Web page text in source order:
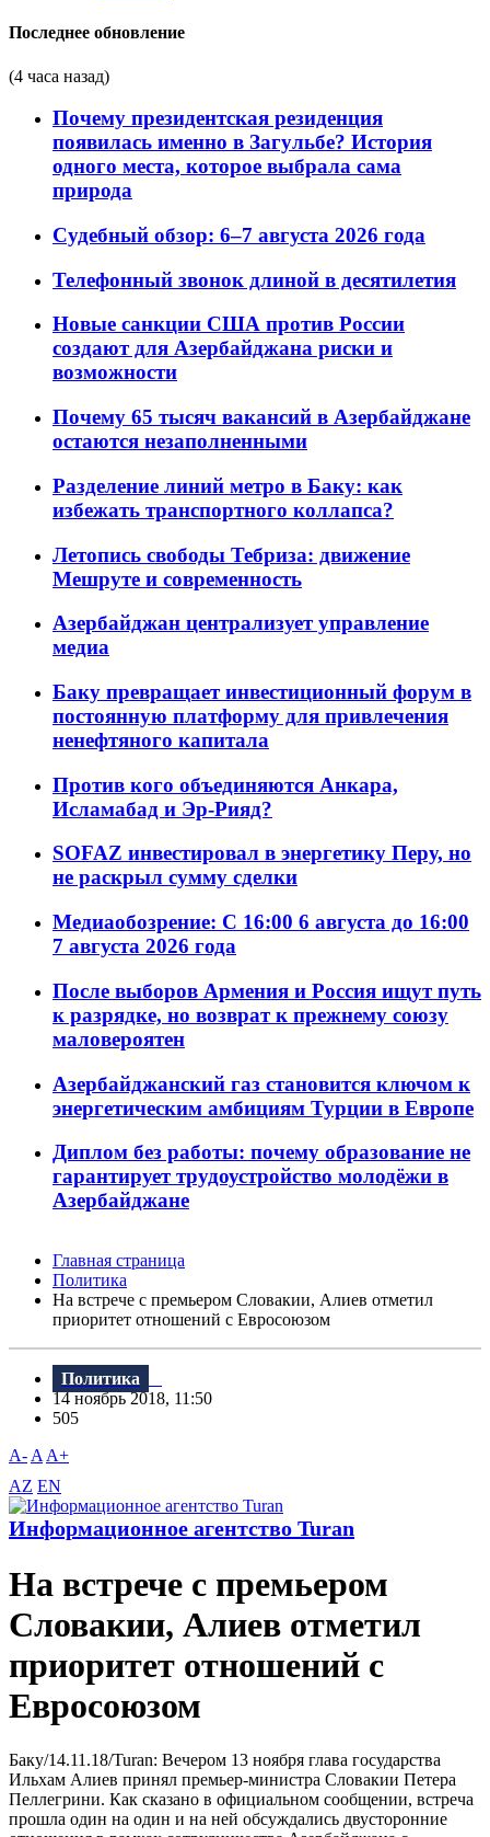
Последнее обновление
(4 часа назад)
Почему президентская резиденция
появилась именно в Загульбе? История
одного места, которое выбрала сама
природа
Судебный обзор: 6–7 августа 2026 года
Телефонный звонок длиной в десятилетия
Новые санкции США против России
создают для Азербайджана риски и
возможности
Почему 65 тысяч вакансий в Азербайджане
остаются незаполненными
Разделение линий метро в Баку: как
избежать транспортного коллапса?
Летопись свободы Тебриза: движение
Мешруте и современность
Азербайджан централизует управление
медиа
Баку превращает инвестиционный форум в
постоянную платформу для привлечения
ненефтяного капитала
Против кого объединяются Анкара,
Исламабад и Эр-Рияд?
SOFAZ инвестировал в энергетику Перу, но
не раскрыл сумму сделки
Медиаобозрение: С 16:00 6 августа до 16:00
7 августа 2026 года
После выборов Армения и Россия ищут путь
к разрядке, но возврат к прежнему союзу
маловероятен
Азербайджанский газ становится ключом к
энергетическим амбициям Турции в Европе
Диплом без работы: почему образование не
гарантирует трудоустройство молодёжи в
Азербайджане
Главная страница
Политика
На встрече с премьером Словакии, Алиев отметил
приоритет отношений с Евросоюзом
Политика
14 ноябрь 2018, 11:50
505
A- A A+
AZ EN
Информационное агентство Turan
На встрече с премьером
Словакии, Алиев отметил
приоритет отношений с
Евросоюзом
Баку/14.11.18/Turan: Bечером 13 ноября глава государства
Ильхам Алиев принял премьер-министра Словакии Петера
Пеллегрини. Как сказано в официальном сообщении, встреча
прошла один на один и на ней обсуждались двусторонние